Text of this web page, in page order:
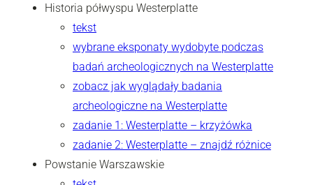
Historia półwyspu Westerplatte
tekst
wybrane eksponaty wydobyte podczas
badań archeologicznych na Westerplatte
zobacz jak wyglądały badania
archeologiczne na Westerplatte
zadanie 1: Westerplatte – krzyżówka
zadanie 2: Westerplatte – znajdź różnice
Powstanie Warszawskie